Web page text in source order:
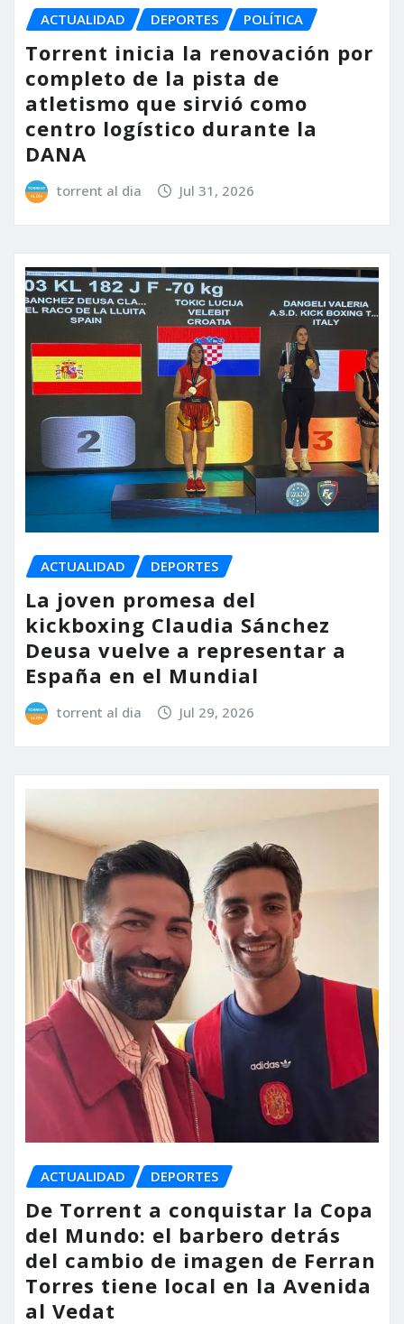
ACTUALIDAD DEPORTES POLÍTICA
Torrent inicia la renovación por
completo de la pista de
atletismo que sirvió como
centro logístico durante la
DANA
torrent al dia Jul 31, 2026
ACTUALIDAD DEPORTES
La joven promesa del
kickboxing Claudia Sánchez
Deusa vuelve a representar a
España en el Mundial
torrent al dia Jul 29, 2026
ACTUALIDAD DEPORTES
De Torrent a conquistar la Copa
del Mundo: el barbero detrás
del cambio de imagen de Ferran
Torres tiene local en la Avenida
al Vedat